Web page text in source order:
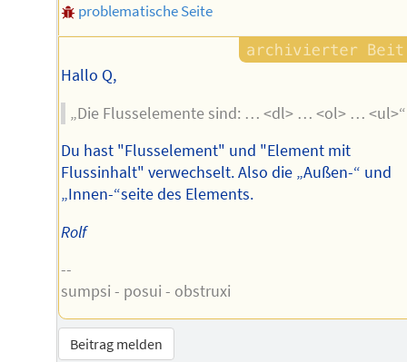
problematische Seite
Hallo Q,
„Die Flusselemente sind: … <dl> … <ol> … <ul>“
Du hast "Flusselement" und "Element mit
Flussinhalt" verwechselt. Also die „Außen-“ und
„Innen-“seite des Elements.
Rolf
--
sumpsi - posui - obstruxi
Beitrag melden